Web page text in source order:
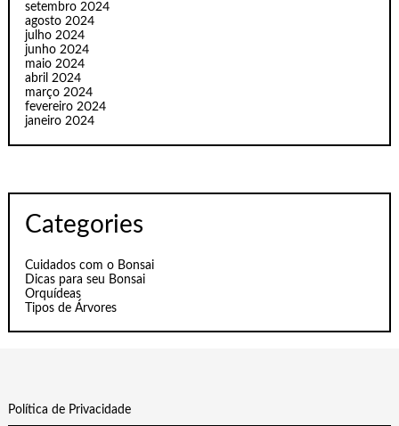
setembro 2024
agosto 2024
julho 2024
junho 2024
maio 2024
abril 2024
março 2024
fevereiro 2024
janeiro 2024
Categories
Cuidados com o Bonsai
Dicas para seu Bonsai
Orquídeas
Tipos de Árvores
Política de Privacidade